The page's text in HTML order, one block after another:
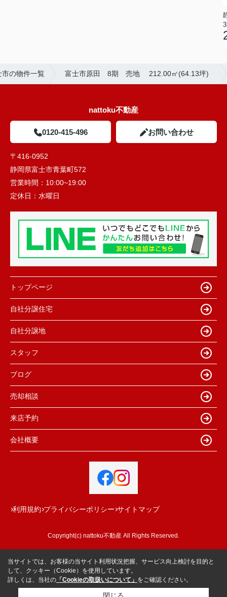
市の物件一覧 富士市原田 8期 売地 212.00㎡(64.13坪)
nattoku不動産
0120-415-496 お問い合わせ
〒416-0952
静岡県富士市青葉町572
営業時間： 10:00~19:00
定休日： 水曜日
トップページ
自社分譲住宅
自社分譲地
スタッフ
ブログ
売却相談
来店予約
会社概要
利用規約 プライバシーポリシー サイトマップ
Copyright(c) nattoku不動産 All Rights Reserved.
当サイトでは、お客様の当サイト利用状況把握、サービス向上検討を目的と
して、クッキー（Cookie）を使用しています。
詳しくは、当社の 「Cookieの取扱いについて」 をご確認ください。